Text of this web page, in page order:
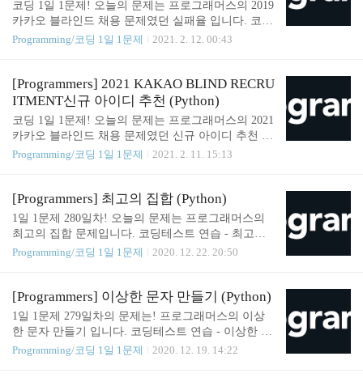
(strings, key=lambda x: x[n]) return answer SOMJANG/
CODINGTEST_PRACTICE 1일 1문제 since 2020.02.0
7. ..
코딩 1일 1문제! 오늘의 문제는 프로그래머스의 2019
카카오 블라인드 채용 문제였던 실패율 입니다. 코딩
테스트 연습 - 실패율 실패율 슈퍼 게임 개발자 오렐
감한 것이다. 원인은 신규 사용자와 기존 사용자 사
이에 스 programmers.co.kr Solution def solution(N, sta
ges): answer = [] fail_percent = {} num_of_people = len
(stages) for i in range(1, N+1): count = stages.count(i) if
num_of_people == 0: fail_percent[i] = 0 else: fail_perce
nt[..
Programming/코딩 1일 1문제 2021. 2. 12. 00:43
[Programmers] 2021 KAKAO BLIND RECRU
ITMENT신규 아이디 추천 (Python)
코딩 1일 1문제! 오늘의 문제는 프로그래머스의 2021
카카오 블라인드 채용 문제였던 신규 아이디 추천 입
니다. 코딩테스트 연습 - 신규 아이디 추천 카카오에
를 생성하는 업무를 담당하게 되었습니다. 네오에게
주어진 첫 업무는 새로 가 programmers.co.kr Solution
import re def solution(new_id): answer = '' answer = ne
r) answer = re.sub('\.{2,}', '.', answer) answer = re.sub
Programming/코딩 1일 1문제 2021. 2. 11. 15:13
[Programmers] 최고의 집합 (Python)
1일 1문제 280일차! 오늘의 문제는 프로그래머스의
최고의 집합 문제입니다. 코딩테스트 연습 - 최고의
집합 자연수 n 개로 이루어진 중복 집합(multi set, 편
의 합이 S가 되는 수의 집합 위 조건을 만족 program
mers.co.kr Solution def solution(n, s): answer = [] if s //
n < 1: answer = [-1] else: s_n = s // n for i in range(n): a
or i in range(s_p_n): answer[idx-i] = a..
Programming/코딩 1일 1문제 2020. 12. 22. 20:50
[Programmers] 이상한 문자 만들기 (Python)
1일 1문제 279일차의 문제는! 프로그래머스의 이상
한 문자 만들기 입니다. 코딩테스트 연습 - 이상한 문
자 만들기 문자열 s는 한 개 이상의 단어로 구성되어
Programming/코딩 1일 1문제 2020. 12. 19. 14:22